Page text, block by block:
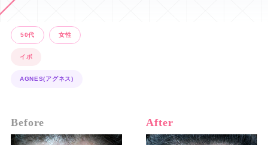
50代 女性
イボ
AGNES(アグネス)
Before After